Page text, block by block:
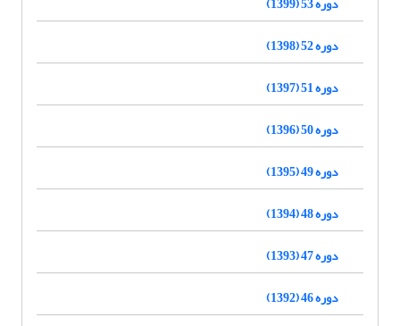
دوره 52 (1398)
دوره 51 (1397)
دوره 50 (1396)
دوره 49 (1395)
دوره 48 (1394)
دوره 47 (1393)
دوره 46 (1392)